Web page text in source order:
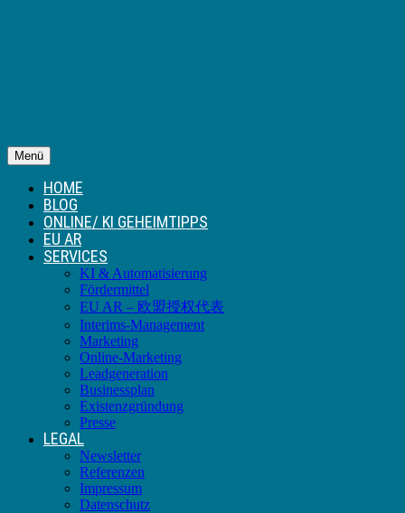
Menü
HOME
BLOG
ONLINE/ KI GEHEIMTIPPS
EU AR
SERVICES
KI & Automatisierung
Fördermittel
EU AR – 欧盟授权代表
Interims-Management
Marketing
Online-Marketing
Leadgeneration
Businessplan
Existenzgründung
Presse
LEGAL
Newsletter
Referenzen
Impressum
Datenschutz